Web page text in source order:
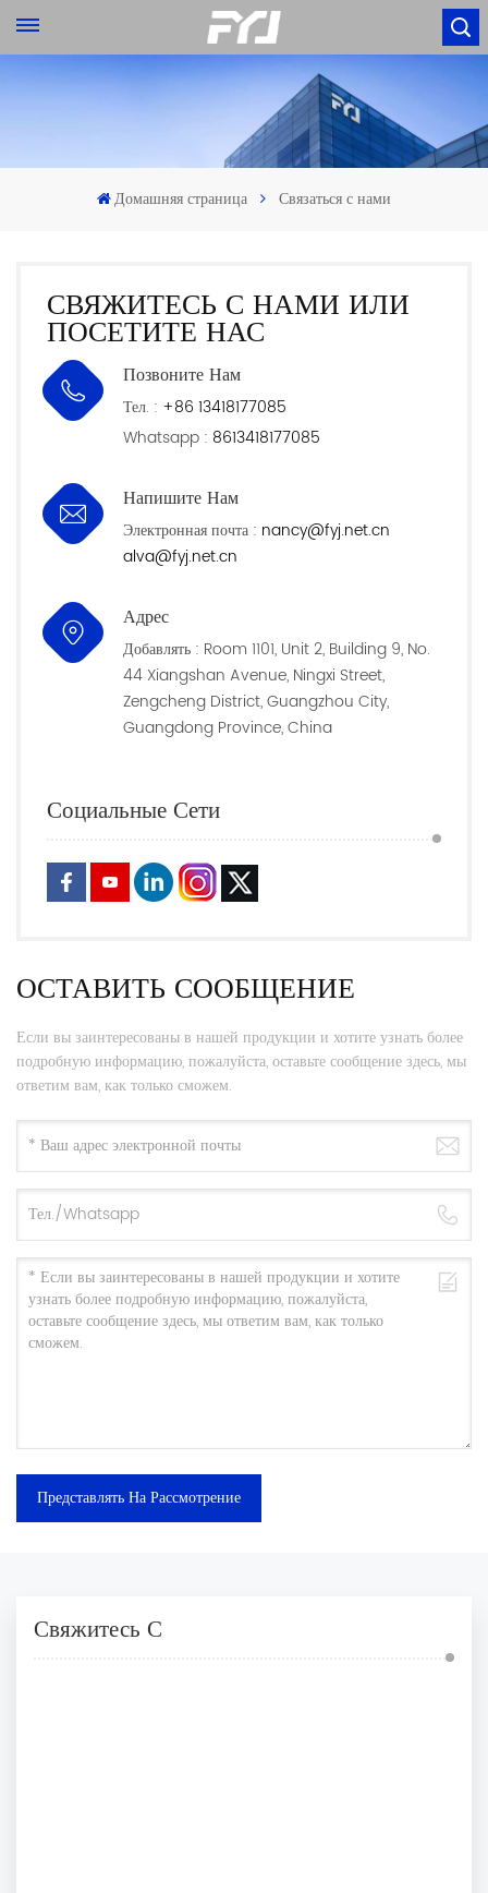
Домашняя страница Связаться с нами
СВЯЖИТЕСЬ С НАМИ ИЛИ
ПОСЕТИТЕ НАС
Позвоните Нам
Тел. : +86 13418177085
Whatsapp : 8613418177085
Напишите Нам
Электронная почта : nancy@fyj.net.cn
alva@fyj.net.cn
Адрес
Добавлять : Room 1101, Unit 2, Building 9, No.
44 Xiangshan Avenue, Ningxi Street,
Zengcheng District, Guangzhou City,
Guangdong Province, China
Социальные Сети
ОСТАВИТЬ СООБЩЕНИЕ
Если вы заинтересованы в нашей продукции и хотите узнать более
подробную информацию, пожалуйста, оставьте сообщение здесь, мы
ответим вам, как только сможем.
Представлять На Рассмотрение
Свяжитесь С